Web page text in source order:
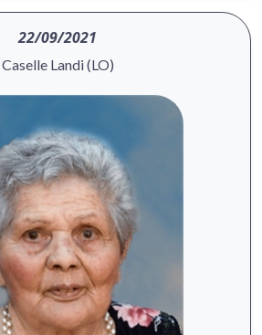
22/09/2021
Caselle Landi (LO)